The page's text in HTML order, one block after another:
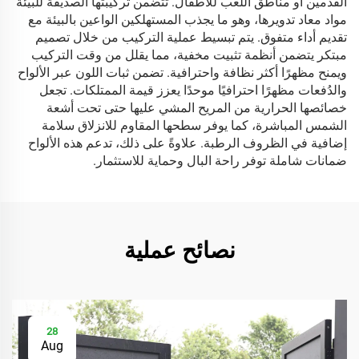
مواد معاد تدويرها، وهو ما يجذب المستهلكين الواعين بالبيئة مع
تقديم أداء متفوق. يتم تبسيط عملية التركيب من خلال تصميم
مبتكر يتضمن أنظمة تثبيت مخفية، مما يقلل من وقت التركيب
ويمنح مظهرًا أكثر نظافة واحترافية. تضمن ثبات اللون عبر الألواح
والدُفعات مظهرًا احترافيًا موحدًا يعزز قيمة الممتلكات. تجعل
خصائصها الحرارية من المريح المشي عليها حتى تحت أشعة
الشمس المباشرة، كما يوفر سطحها المقاوم للانزلاق سلامة
إضافية في الظروف الرطبة. علاوةً على ذلك، تدعم هذه الألواح
ضمانات شاملة توفر راحة البال وحماية للاستثمار.
نصائح عملية
28
Aug